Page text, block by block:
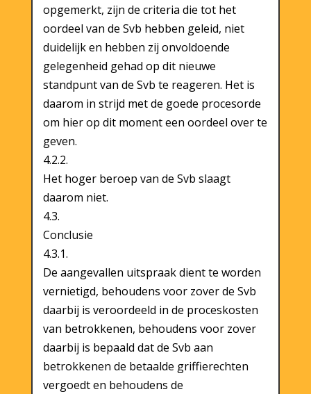
opgemerkt, zijn de criteria die tot het
oordeel van de Svb hebben geleid, niet
duidelijk en hebben zij onvoldoende
gelegenheid gehad op dit nieuwe
standpunt van de Svb te reageren. Het is
daarom in strijd met de goede procesorde
om hier op dit moment een oordeel over te
geven.
4.2.2.
Het hoger beroep van de Svb slaagt
daarom niet.
4.3.
Conclusie
4.3.1.
De aangevallen uitspraak dient te worden
vernietigd, behoudens voor zover de Svb
daarbij is veroordeeld in de proceskosten
van betrokkenen, behoudens voor zover
daarbij is bepaald dat de Svb aan
betrokkenen de betaalde griffierechten
vergoedt en behoudens de